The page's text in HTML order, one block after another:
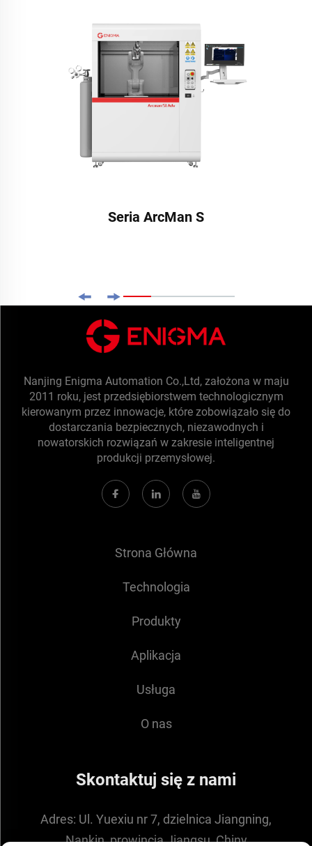
Seria ArcMan S
Nanjing Enigma Automation Co.,Ltd, założona w maju
2011 roku, jest przedsiębiorstwem technologicznym
kierowanym przez innowacje, które zobowiązało się do
dostarczania bezpiecznych, niezawodnych i
nowatorskich rozwiązań w zakresie inteligentnej
produkcji przemysłowej.
Strona Główna
Technologia
Produkty
Aplikacja
Usługa
O nas
Skontaktuj się z nami
Adres: Ul. Yuexiu nr 7, dzielnica Jiangning,
Nankin, prowincja Jiangsu, Chiny